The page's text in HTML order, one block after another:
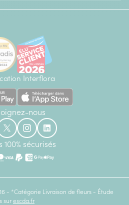
Interflora
nous
100% sécurisés
- *Catégorie Livraison de fleurs - Étude
sur escda.fr